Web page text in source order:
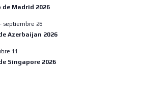
de Madrid 2026
- septiembre 26
Azerbaijan 2026
11
Singapore 2026